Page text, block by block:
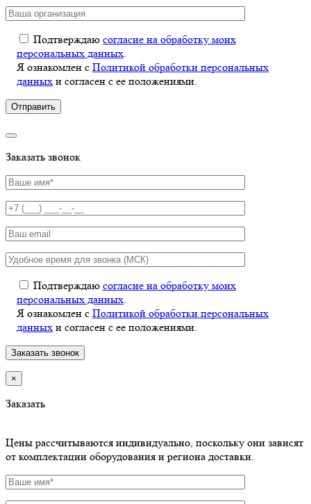
Подтверждаю согласие на обработку моих
персональных данных
Я ознакомлен с Политикой обработки персональных
данных и согласен с ее положениями.
Заказать звонок
Подтверждаю согласие на обработку моих
персональных данных
Я ознакомлен с Политикой обработки персональных
данных и согласен с ее положениями.
×
Заказать
Цены рассчитываются индивидуально, поскольку они зависят
от комплектации оборудования и региона доставки.